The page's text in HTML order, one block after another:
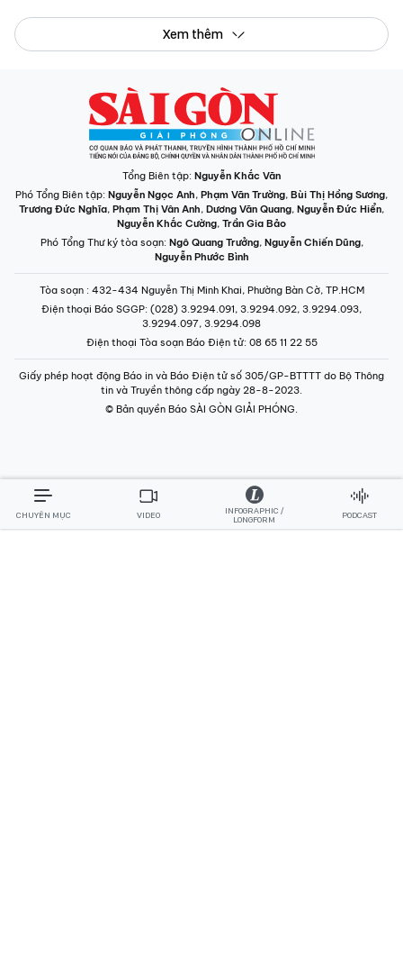
Tổng Biên tập:Nguyễn Khắc Văn
Phó Tổng Biên tập:Nguyễn Ngọc Anh,Phạm Văn Trường , Bùi Thị Hồng Sương
Trương Đức Nghĩa,Phạm Thị Vân Anh,Dương Văn Quang,Nguyễn Đức Hiển
Nguyễn Khắc Cường,Trần Gia Bảo
Phó Tổng Thư ký tòa soạn:Ngô Quang Trưởng,Nguyễn Chiến Dũng
Nguyễn Phước Bình
: 432-434 Nguyễn Thị Minh Khai, Phường Bàn Cờ, TP.HCM
Điện thoại Báo SGGP: (028) 3.9294.091, 3.9294.092, 3.9294.093,
3.9294.097, 3.9294.098
Điện thoại Tòa soạn Báo Điện tử: 08 65 11 22 55
Giấy phép hoạt động Báo in và Báo Điện tử số 305/GP-BTTTT do Bộ Thông
tin và Truyền thông cấp ngày 28-8-2023.
© Bản quyền Báo SÀI GÒN GIẢI PHÓNG.